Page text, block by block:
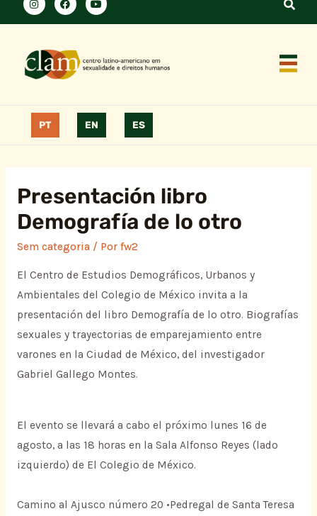
PT EN ES
Presentación libro
Demografía de lo otro
Sem categoria/ Por fw2
El Centro de Estudios Demográficos, Urbanos y
Ambientales del Colegio de México invita a la
presentación del libro Demografía de lo otro. Biografías
sexuales y trayectorias de emparejamiento entre
varones en la Ciudad de México, del investigador
Gabriel Gallego Montes.
El evento se llevará a cabo el próximo lunes 16 de
agosto, a las 18 horas en la Sala Alfonso Reyes (lado
izquierdo) de El Colegio de México.
Camino al Ajusco número 20 •Pedregal de Santa Teresa